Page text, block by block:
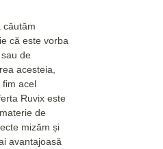
căutăm
că este vorba
de
acesteia,
fim acel
Ruvix este
de
mizăm și
avantajoasă